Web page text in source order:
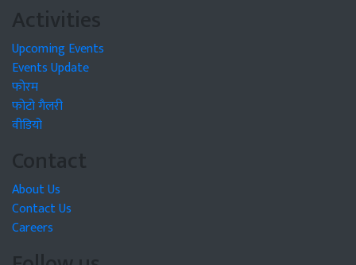
Activities
Upcoming Events
Events Update
फोरम
फोटो गैलरी
वीडियो
Contact
About Us
Contact Us
Careers